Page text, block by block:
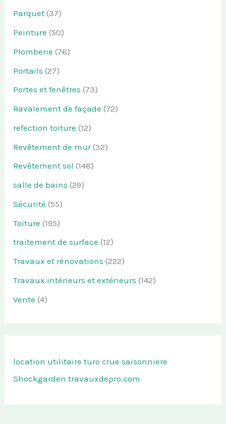
Parquet (37)
Peinture (50)
Plomberie (76)
Portails (27)
Portes et fenêtres (73)
Ravalement de façade (72)
refection toiture (12)
Revêtement de mur(32)
Revêtement sol (148)
salle de bains (29)
Sécurité (55)
Toiture (195)
traitement de surface (12)
Travaux et rénovations (222)
Travaux intérieurs et extérieurs (142)
Vente (4)
location utilitaire turo crue saisonniere
Shockgarden travauxdepro.com